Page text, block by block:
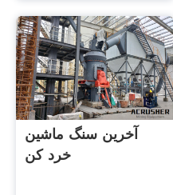
آخرین سنگ ماشین
خرد کن